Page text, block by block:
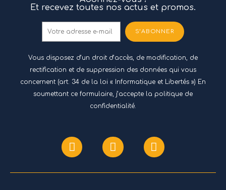
Et recevez toutes nos actus et promos.
S’ABONNER
Vous disposez d’un droit d’accès, de modification, de
rectification et de suppression des données qui vous
concernent (art. 34 de la loi « Informatique et Libertés ») En
soumettant ce formulaire, j’accepte la politique de
confidentialité.